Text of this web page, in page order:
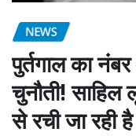
NEWS
पुर्तगाल का
चुनौती! साहिल
से रची जा रही